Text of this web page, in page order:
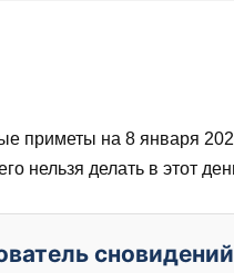
сновидений